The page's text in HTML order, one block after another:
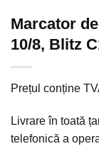
Marcator
10/8, Blitz
Prețul conține
Livrare în toată
telefonică a